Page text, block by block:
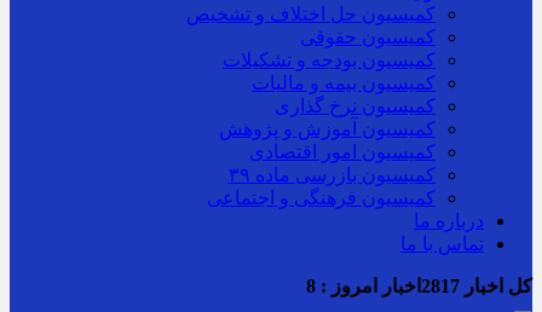
کمیسیون حل اختلاف و تشخیص
کمیسیون حقوقی
کمیسیون بودجه و تشکیلات
کمیسیون بیمه و مالیات
کمیسیون نرخ گذاری
کمیسیون آموزش و پژوهش
کمیسیون امور اقتصادی
کمیسیون بازرسی ماده ۳۹
کمیسیون فرهنگی و اجتماعی
درباره ما
تماس با ما
کل اخبار اخبار امروز : 8